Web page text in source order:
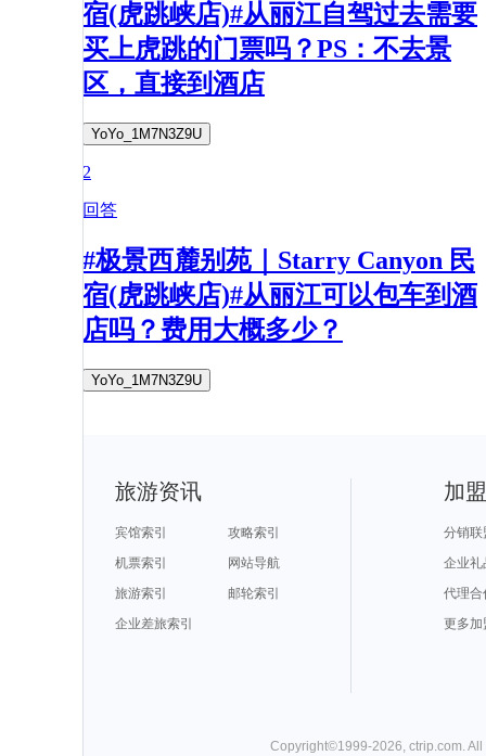
宿(虎跳峡店)#从丽江自驾过去需要
买上虎跳的门票吗？PS：不去景
区，直接到酒店
YoYo_1M7N3Z9U
2
回答
#极景西麓别苑｜Starry Canyon 民
宿(虎跳峡店)#从丽江可以包车到酒
店吗？费用大概多少？
YoYo_1M7N3Z9U
旅游资讯
宾馆索引
攻略索引
机票索引
网站导航
旅游索引
邮轮索引
企业差旅索引
加
分销联
企业礼
代理合
更多加
Copyright©1999-2026, ctrip.com.